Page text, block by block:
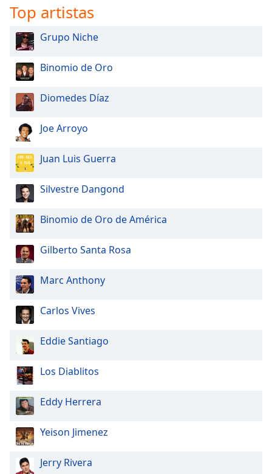
Top artistas
Grupo Niche
Binomio de Oro
Diomedes Díaz
Joe Arroyo
Juan Luis Guerra
Silvestre Dangond
Binomio de Oro de América
Gilberto Santa Rosa
Marc Anthony
Carlos Vives
Eddie Santiago
Los Diablitos
Eddy Herrera
Yeison Jimenez
Jerry Rivera